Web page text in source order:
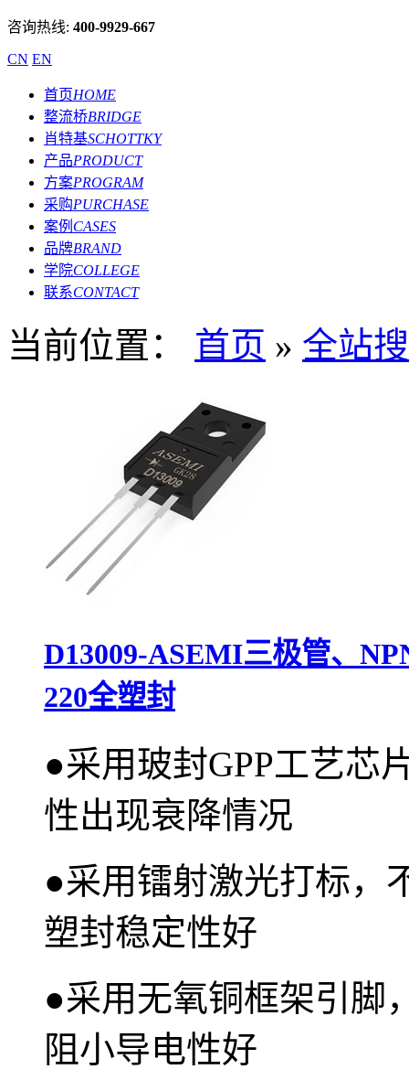
咨询热线: 400-9929-667
CN EN
首页HOME
整流桥BRIDGE
肖特基SCHOTTKY
产品PRODUCT
方案PROGRAM
采购PURCHASE
案例 CASES
品牌BRAND
学院COLLEGE
联系CONTACT
当前位置： 首页 » 全站
D13009-ASEMI三极管、
220全塑封
●采用玻封GPP工艺芯
性出现衰降情况
●采用镭射激光打标，
塑封稳定性好
●采用无氧铜框架引脚
阻小导电性好